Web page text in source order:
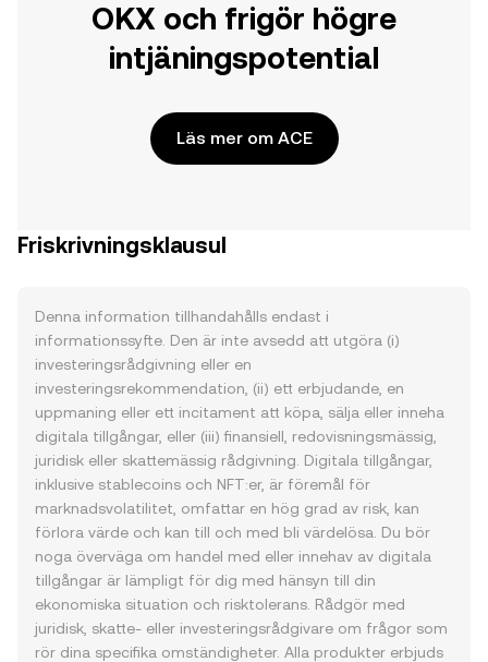
OKX och frigör högre
intjäningspotential
Läs mer om ACE
Friskrivningsklausul
Denna information tillhandahålls endast i
informationssyfte. Den är inte avsedd att utgöra (i)
investeringsrådgivning eller en
investeringsrekommendation, (ii) ett erbjudande, en
uppmaning eller ett incitament att köpa, sälja eller inneha
digitala tillgångar, eller (iii) finansiell, redovisningsmässig,
juridisk eller skattemässig rådgivning. Digitala tillgångar,
inklusive stablecoins och NFT:er, är föremål för
marknadsvolatilitet, omfattar en hög grad av risk, kan
förlora värde och kan till och med bli värdelösa. Du bör
noga överväga om handel med eller innehav av digitala
tillgångar är lämpligt för dig med hänsyn till din
ekonomiska situation och risktolerans. Rådgör med
juridisk, skatte- eller investeringsrådgivare om frågor som
rör dina specifika omständigheter. Alla produkter erbjuds